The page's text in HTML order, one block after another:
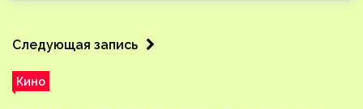
Следующая запись
Кино